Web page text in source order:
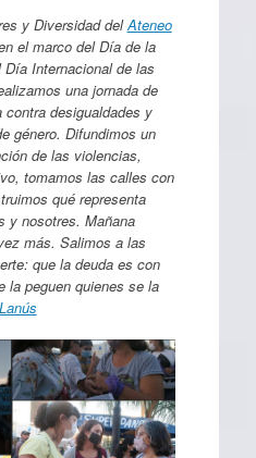
y Diversidad delAteneo
el marco del Día de la
Internacional de las
una jornada de
desigualdades y
género. Difundimos un
de las violencias,
tomamos las calles con
qué representa
y nosotres. Mañana
más. Salimos a las
que la deuda es con
la peguen quienes se la